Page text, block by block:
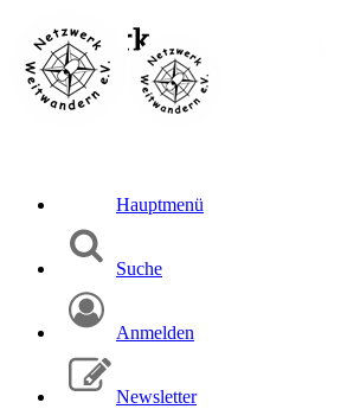
Hauptmenü
Suche
Anmelden
Newsletter